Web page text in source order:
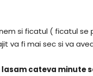
si ficatul ( ficatul
va fi mai sec si va
cateva